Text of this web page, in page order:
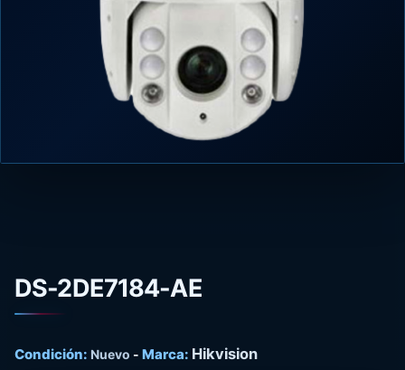
DS-2DE7184-AE
Condición: Nuevo - Marca: Hikvision